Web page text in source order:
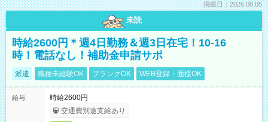
掲載日：2026.08.05
未読
時給2600円＊週4日勤務＆週3日在宅！10-16
時！電話なし！補助金申請サポ
派遣 職種未経験OK ブランクOK WEB登録・面接OK
給与
時給2600円
交通費別途支給あり